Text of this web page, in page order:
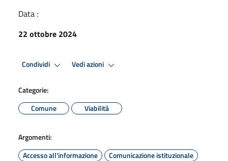
Data :
22 ottobre 2024
Condividi Vedi azioni
Categorie:
Comune
Viabilità
Argomenti:
Accesso all'informazione
Comunicazione istituzionale